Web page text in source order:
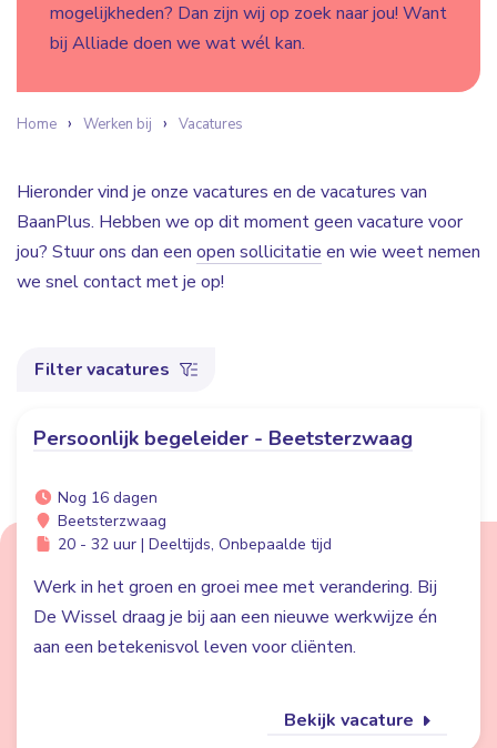
mogelijkheden? Dan zijn wij op zoek naar jou! Want
bij Alliade doen we wat wél kan.
Home Werken bij Vacatures
Hieronder vind je onze vacatures en de vacatures van
BaanPlus. Hebben we op dit moment geen vacature voor
jou? Stuur ons dan een open sollicitatie en wie weet nemen
we snel contact met je op!
Filter vacatures
Persoonlijk begeleider - Beetsterzwaag
Nog 16 dagen
Beetsterzwaag
20 - 32 uur | Deeltijds, Onbepaalde tijd
Werk in het groen en groei mee met verandering. Bij
De Wissel draag je bij aan een nieuwe werkwijze én
aan een betekenisvol leven voor cliënten.
Bekijk vacature